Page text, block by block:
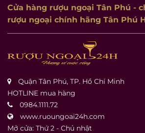
Cửa hàng rượu ngoại Tân Phú -
rượu ngoại chính hãng Tân Phú
Quận Tân Phú, TP. Hồ Chí Minh
HOTLINE mua hàng
0984.1111.72
www.ruoungoai24h.com
Mở cửa: Thứ 2 - Chủ nhật